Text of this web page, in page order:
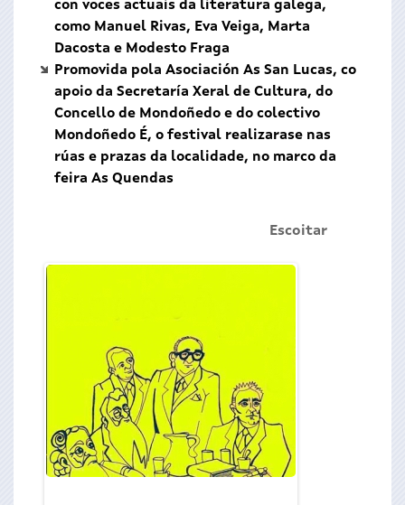
con voces actuais da literatura galega,
como Manuel Rivas, Eva Veiga, Marta
Dacosta e Modesto Fraga
Promovida pola Asociación As San Lucas, co
apoio da Secretaría Xeral de Cultura, do
Concello de Mondoñedo e do colectivo
Mondoñedo É, o festival realizarase nas
rúas e prazas da localidade, no marco da
feira As Quendas
Escoitar